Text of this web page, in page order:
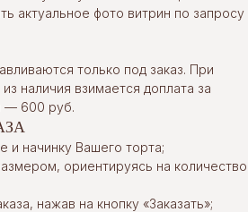
актуальное фото витрин по запросу
только под заказ. При
наличия взимается доплата за
— 600 руб.
и начинку Вашего торта;
ориентируясь на количество
нажав на кнопку «Заказать»;